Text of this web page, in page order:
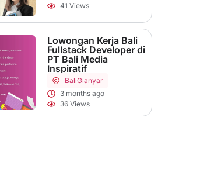
41 Views
Lowongan Kerja Bali
Fullstack Developer di
PT Bali Media
Inspiratif
BaliGianyar
3 months ago
36 Views